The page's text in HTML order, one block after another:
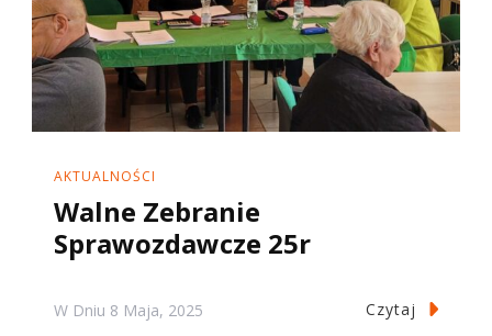
AKTUALNOŚCI
Walne Zebranie
Sprawozdawcze 25r
W Dniu 8 Maja, 2025 Czytaj